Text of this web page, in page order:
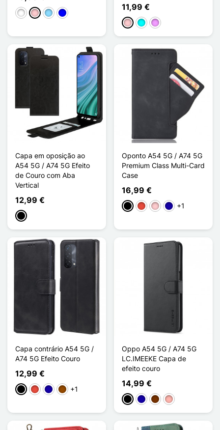
BrancoRosaAzul Claro
Azul
11,99 €
RosaCianoVioleta ligeira
Capa em oposição ao
A54 5G / A74 5G Efeito
de Couro com Aba
Vertical
12,99 €
Preto
Oponto A54 5G / A74 5G
Premium Class Multi-Card
Case
16,99 €
PretoVermelho
RosaAzul Escuro
+1
Capa contrário A54 5G /
A74 5G Efeito Couro
12,99 €
PretoVermelhoAzul Escuro
Castanho
+1
Oppo A54 5G / A74 5G
LC.IMEEKE Capa de
efeito couro
14,99 €
PretoAzul Escuro
CaféOuro rosa